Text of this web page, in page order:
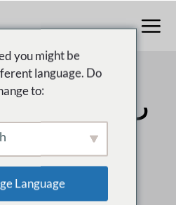
رقم 1 متعدد البائعين
you might be
language. Do
to:
Language